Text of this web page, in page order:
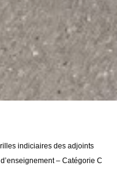
indiciaires des adjoints
– Catégorie C